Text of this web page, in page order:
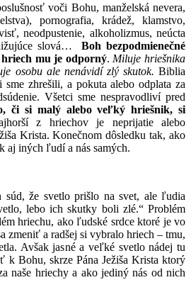
voči Bohu, manželská nevera,
pornografia, krádež, klamstvo,
neodpustenie, alkoholizmus, neúcta
slová…Boh bezpodmienečné
mu je odporný. Miluje hriešnika
osobu ale nenávidí zlý skutok. Biblia
zhrešili, a pokuta alebo odplata za
Všetci sme nespravodliví pred
či si malý alebo veľký hriešnik, si
z hriechov je neprijatie alebo
Krista. Konečnom dôsledku tak, ako
aj iných ľudí a nás samých.
súd, že svetlo prišlo na svet, ale ľudia
lebo ich skutky boli zlé.“ Problém
hriechu, ako ľudské srdce ktoré je vo
zmeniť a radšej si vybralo hriech – tmu,
Avšak jasné a veľké svetlo nádej tu
k Bohu, skrze Pána Ježiša Krista ktorý
naše hriechy a ako jediný nás od nich